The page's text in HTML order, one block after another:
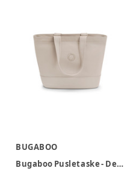
BUGABOO
Bugaboo Pusletaske - Desert Taupe